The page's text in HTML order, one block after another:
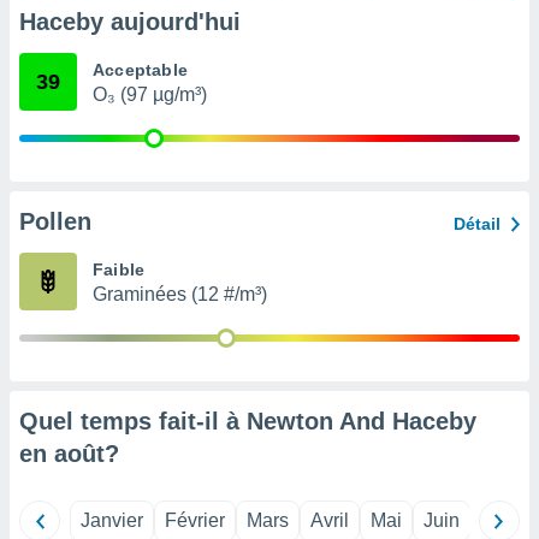
ou
de la
non
des
le
en
Haceby aujourd'hui
39 Acceptable
O₃ (97 µg/m³)
Pollen Détail
Faible
Graminées (12 #/m³)
Quel temps fait-il à Newton And Haceby
en août?
Janvier Février Mars Avril Mai Juin Juillet